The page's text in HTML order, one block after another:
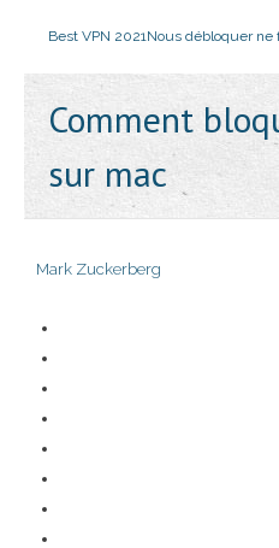
Best VPN 2021Nous débloquer ne
Comment
sur mac
Mark Zuckerberg